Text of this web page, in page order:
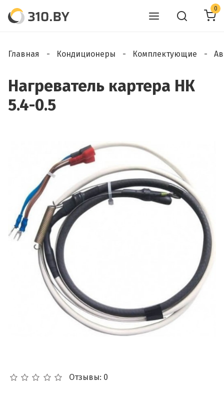
0
Главная Кондиционеры Комплектующие
Нагреватель картера НК
5.4-0.5
Отзывы: 0